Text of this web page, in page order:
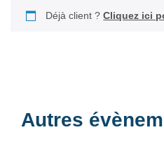
Déjà client ?Cliquez ici
Autres